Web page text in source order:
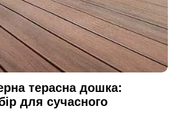
терасна дошка:
для сучасного